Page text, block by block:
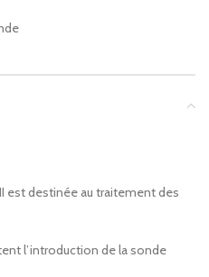
est destinée au traitement des
l’introduction de la sonde